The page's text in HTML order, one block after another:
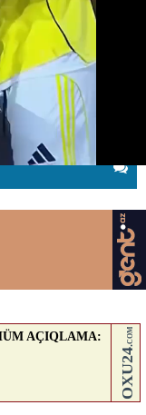
ABUNƏ OL